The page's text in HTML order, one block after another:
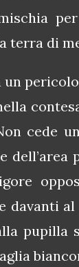
terra di
un
cede
dell’area
davanti
pupilla